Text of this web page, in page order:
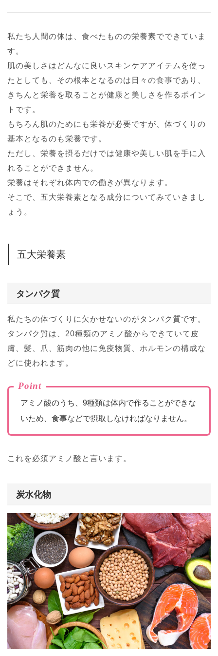
私たち人間の体は、食べたものの栄養素でできていま
す。
肌の美しさはどんなに良いスキンケアアイテムを使っ
たとしても、その根本となるのは日々の食事であり、
きちんと栄養を取ることが健康と美しさを作るポイン
トです。
もちろん肌のためにも栄養が必要ですが、体づくりの
基本となるのも栄養です。
ただし、栄養を摂るだけでは健康や美しい肌を手に入
れることができません。
栄養はそれぞれ体内での働きが異なります。
そこで、五大栄養素となる成分についてみていきまし
ょう。
五大栄養素
タンパク質
私たちの体づくりに欠かせないのがタンパク質です。
タンパク質は、20種類のアミノ酸からできていて皮
膚、髪、爪、筋肉の他に免疫物質、ホルモンの構成な
どに使われます。
Point
アミノ酸のうち、9種類は体内で作ることができな
いため、食事などで摂取しなければなりません。
これを必須アミノ酸と言います。
炭水化物